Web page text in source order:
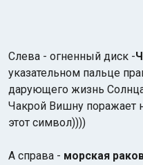
Слева - огненный диск -
указательном пальце
дарующего жизнь
Чакрой Вишну поражает
этот символ))))
А справа - морская